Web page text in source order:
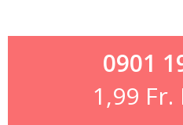
0901
1,99